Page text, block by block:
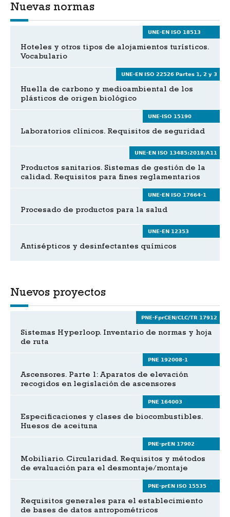
Nuevas normas
UNE-EN ISO 18513
Hoteles y otros tipos de alojamientos turísticos.
Vocabulario
UNE-EN ISO 22526 Partes 1, 2 y 3
Huella de carbono y medioambiental de los
plásticos de origen biológico
UNE-ISO 15190
Laboratorios clínicos. Requisitos de seguridad
UNE-EN ISO 13485:2018/A11
Productos sanitarios. Sistemas de gestión de la
calidad. Requisitos para fines reglamentarios
UNE-EN ISO 17664-1
Procesado de productos para la salud
UNE-EN 12353
Antisépticos y desinfectantes químicos
Nuevos proyectos
PNE-FprCEN/CLC/TR 17912
Sistemas Hyperloop. Inventario de normas y hoja
de ruta
PNE 192008-1
Ascensores. Parte 1: Aparatos de elevación
recogidos en legislación de ascensores
PNE 164003
Especificaciones y clases de biocombustibles.
Huesos de aceituna
PNE-prEN 17902
Mobiliario. Circularidad. Requisitos y métodos
de evaluación para el desmontaje/montaje
PNE-prEN ISO 15535
Requisitos generales para el establecimiento
de bases de datos antropométricos